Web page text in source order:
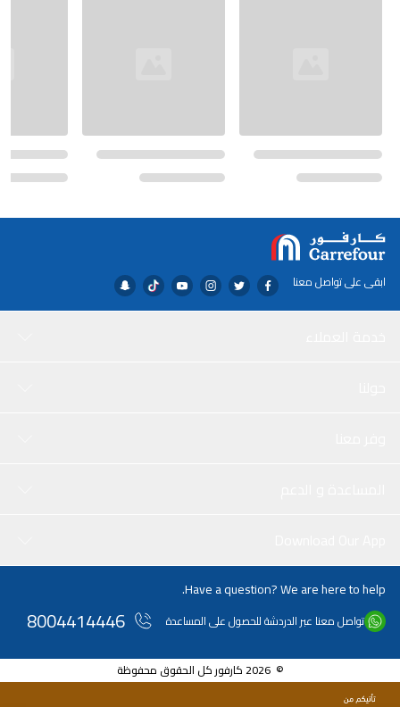
ابقى على تواصل معنا
Have a question? We are here to help.
تواصل معنا عبر الدردشة للحصول على المساعدة 8004414446
© 2026 كارفور كل الحقوق محفوظة